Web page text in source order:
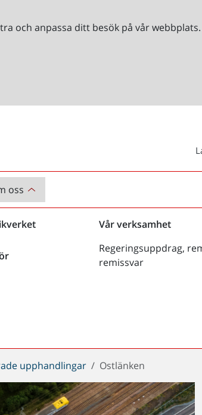
och anpassa ditt besök på vår
oss
Vår verksamhet
Regeringsuppdrag,
remissvar
upphandlingar Ostlänken